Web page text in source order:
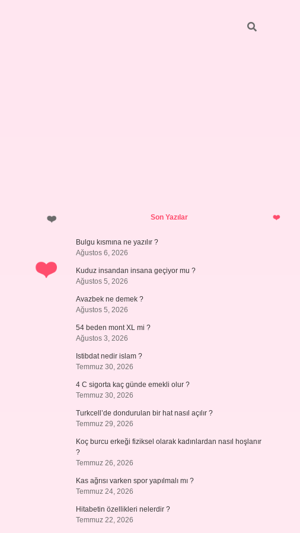
SidebarSon Yazılar
Bulgu kısmına ne yazılır ?
Ağustos 6, 2026
Kuduz insandan insana geçiyor mu ?
Ağustos 5, 2026
Avazbek ne demek ?
Ağustos 5, 2026
54 beden mont XL mi ?
Ağustos 3, 2026
Istibdat nedir islam ?
Temmuz 30, 2026
4 C sigorta kaç günde emekli olur ?
Temmuz 30, 2026
Turkcell’de dondurulan bir hat nasıl açılır ?
Temmuz 29, 2026
Koç burcu erkeği fiziksel olarak kadınlardan nasıl hoşlanır
?
Temmuz 26, 2026
Kas ağrısı varken spor yapılmalı mı ?
Temmuz 24, 2026
Hitabetin özellikleri nelerdir ?
Temmuz 22, 2026